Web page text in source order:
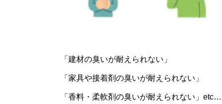
「建材の臭いが耐えられない」
「家具や接着剤の臭いが耐えられない」
「香料・柔軟剤の臭いが耐えられない」etc…